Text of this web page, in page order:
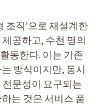
조직’으로 재설계한
공하고, 수천 명의
동한다. 이는 기존
방식이지만, 동시
전문성이 요구되는
는 것은 서비스 품